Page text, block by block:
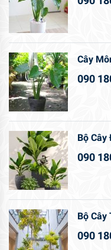
090
Bộ
090
Bộ
Trời